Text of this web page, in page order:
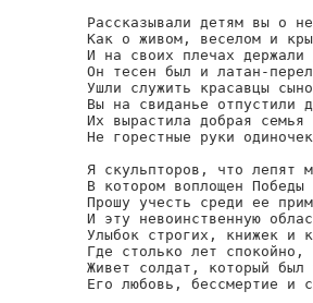
Рассказывали детям вы о
Как о живом, веселом и
И на своих плечах
Он тесен был и латан-
Ушли служить красавцы
Вы на свиданье отпустили
Их вырастила добрая семья
Не горестные руки
Я скульпторов, что лепят
В котором воплощен Победы
Прошу учесть среди ее
И эту невоинственную
Улыбок строгих, книжек и
Где столько лет спокойно,
Живет солдат, который был